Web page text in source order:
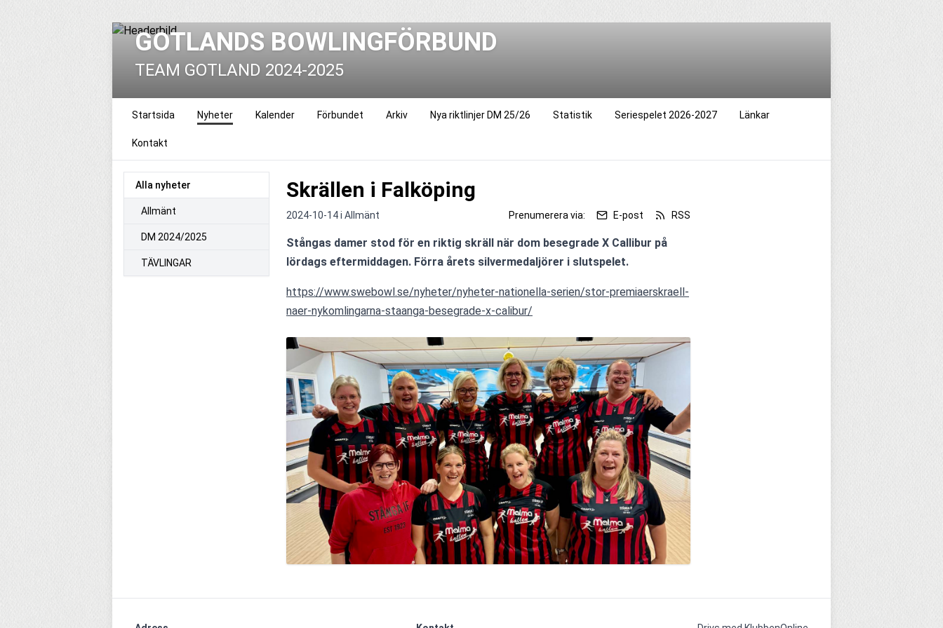
GOTLANDS BOWLINGFÖRBUND
TEAM GOTLAND 2024-2025
Startsida Nyheter Kalender Förbundet Arkiv Nya riktlinjer DM 25/26 Statistik Seriespelet 2026-2027 Länkar
Kontakt
Alla nyheter
Allmänt
DM 2024/2025
TÄVLINGAR
Skrällen i Falköping
2024-10-14 i Allmänt Prenumerera via: E-post RSS
Stångas damer stod för en riktig skräll när dom besegrade X Callibur på
lördags eftermiddagen. Förra årets silvermedaljörer i slutspelet.
https://www.swebowl.se/nyheter/nyheter-nationella-serien/stor-premiaerskraell-
naer-nykomlingarna-staanga-besegrade-x-calibur/